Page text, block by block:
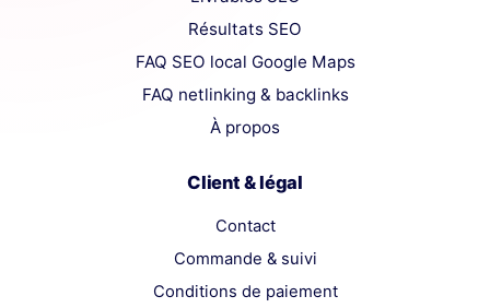
Résultats SEO
FAQ SEO local Google Maps
FAQ netlinking & backlinks
À propos
Client & légal
Contact
Commande & suivi
Conditions de paiement